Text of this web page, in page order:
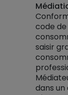
code
saisir
dans